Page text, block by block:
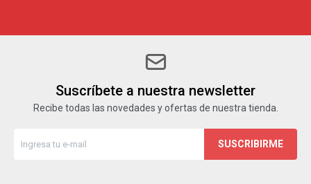
Suscríbete a nuestra newsletter
Recibe todas las novedades y ofertas de nuestra tienda.
SUSCRIBIRME